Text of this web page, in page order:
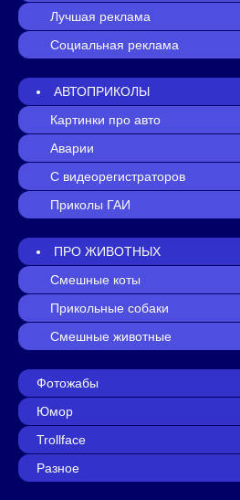
Лучшая реклама
Социальная реклама
АВТОПРИКОЛЫ
Картинки про авто
Аварии
С видеорегистраторов
Приколы ГАИ
ПРО ЖИВОТНЫХ
Смешные коты
Прикольные собаки
Смешные животные
Фотожабы
Юмор
Trollface
Разное